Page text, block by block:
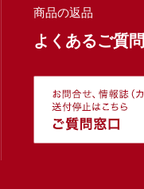
商品の返品
よくあるご質問